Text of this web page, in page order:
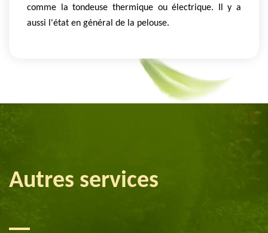
comme la tondeuse thermique ou électrique. Il y a
aussi l'état en général de la pelouse.
Autres services